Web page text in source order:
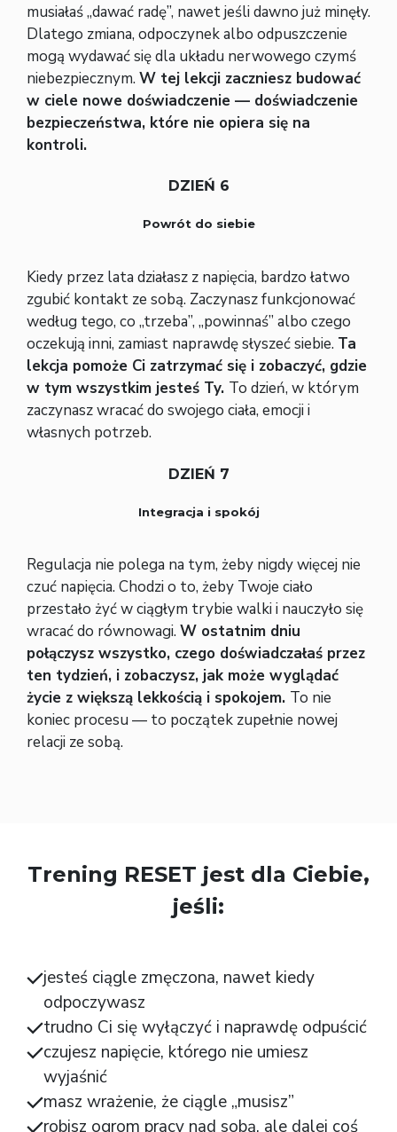
musiałaś „dawać radę”, nawet jeśli dawno już minęły.
Dlatego zmiana, odpoczynek albo odpuszczenie
mogą wydawać się dla układu nerwowego czymś
niebezpiecznym.W tej lekcji zaczniesz budować
w ciele nowe doświadczenie — doświadczenie
bezpieczeństwa, które nie opiera się na
kontroli.
DZIEŃ 6
Powrót do siebie
Kiedy przez lata działasz z napięcia, bardzo łatwo
zgubić kontakt ze sobą. Zaczynasz funkcjonować
według tego, co „trzeba”, „powinnaś” albo czego
oczekują inni, zamiast naprawdę słyszeć siebie. Ta
lekcja pomoże Ci zatrzymać się i zobaczyć, gdzie
w tym wszystkim jesteś Ty. To dzień, w którym
zaczynasz wracać do swojego ciała, emocji i
własnych potrzeb.
DZIEŃ 7
Integracja i spokój
Regulacja nie polega na tym, żeby nigdy więcej nie
czuć napięcia. Chodzi o to, żeby Twoje ciało
przestało żyć w ciągłym trybie walki i nauczyło się
wracać do równowagi.W ostatnim dniu
połączysz wszystko, czego doświadczałaś przez
ten tydzień, i zobaczysz, jak może wyglądać
życie z większą lekkością i spokojem. To nie
koniec procesu — to początek zupełnie nowej
relacji ze sobą.
Trening RESET jest dla Ciebie,
jeśli:
jesteś ciągle zmęczona, nawet kiedy
odpoczywasz
trudno Ci się wyłączyć i naprawdę odpuścić
czujesz napięcie, którego nie umiesz
wyjaśnić
masz wrażenie, że ciągle „musisz”
robisz ogrom pracy nad sobą, ale dalej coś